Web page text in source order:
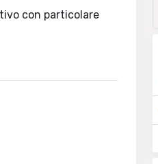
con particolare